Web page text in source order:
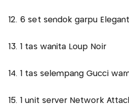
12. 6 set sendok garpu Elegant
13. 1 tas wanita Loup Noir
14. 1 tas selempang Gucci
15. 1 unit server Network